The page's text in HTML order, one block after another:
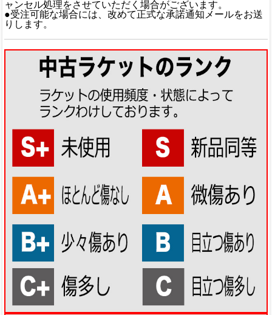
ャンセル処理をさせていただく場合がございます。
●受注可能な場合には、改めて正式な承諾通知メールをお送
りします。